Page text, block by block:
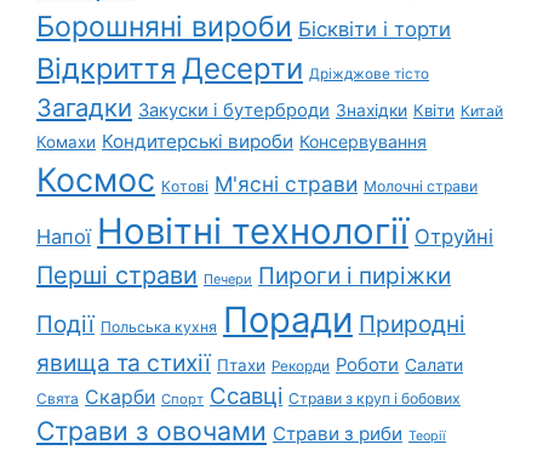
Борошняні вироби Бісквіти і торти
Відкриття Десерти Дріжджове тісто
Загадки Закуски і бутерброди Знахідки Квіти Китай
Комахи Кондитерські вироби Консервування
Космос Котові М'ясні страви Молочні страви
Напої Новітні технології Отруйні
Перші страви Печери Пироги і пиріжки
Події Польська кухня Поради Природні
явища та стихії Птахи Рекорди Роботи Салати
Свята Скарби Спорт Ссавці Страви з круп і бобових
Страви з овочами Страви з риби Теорії